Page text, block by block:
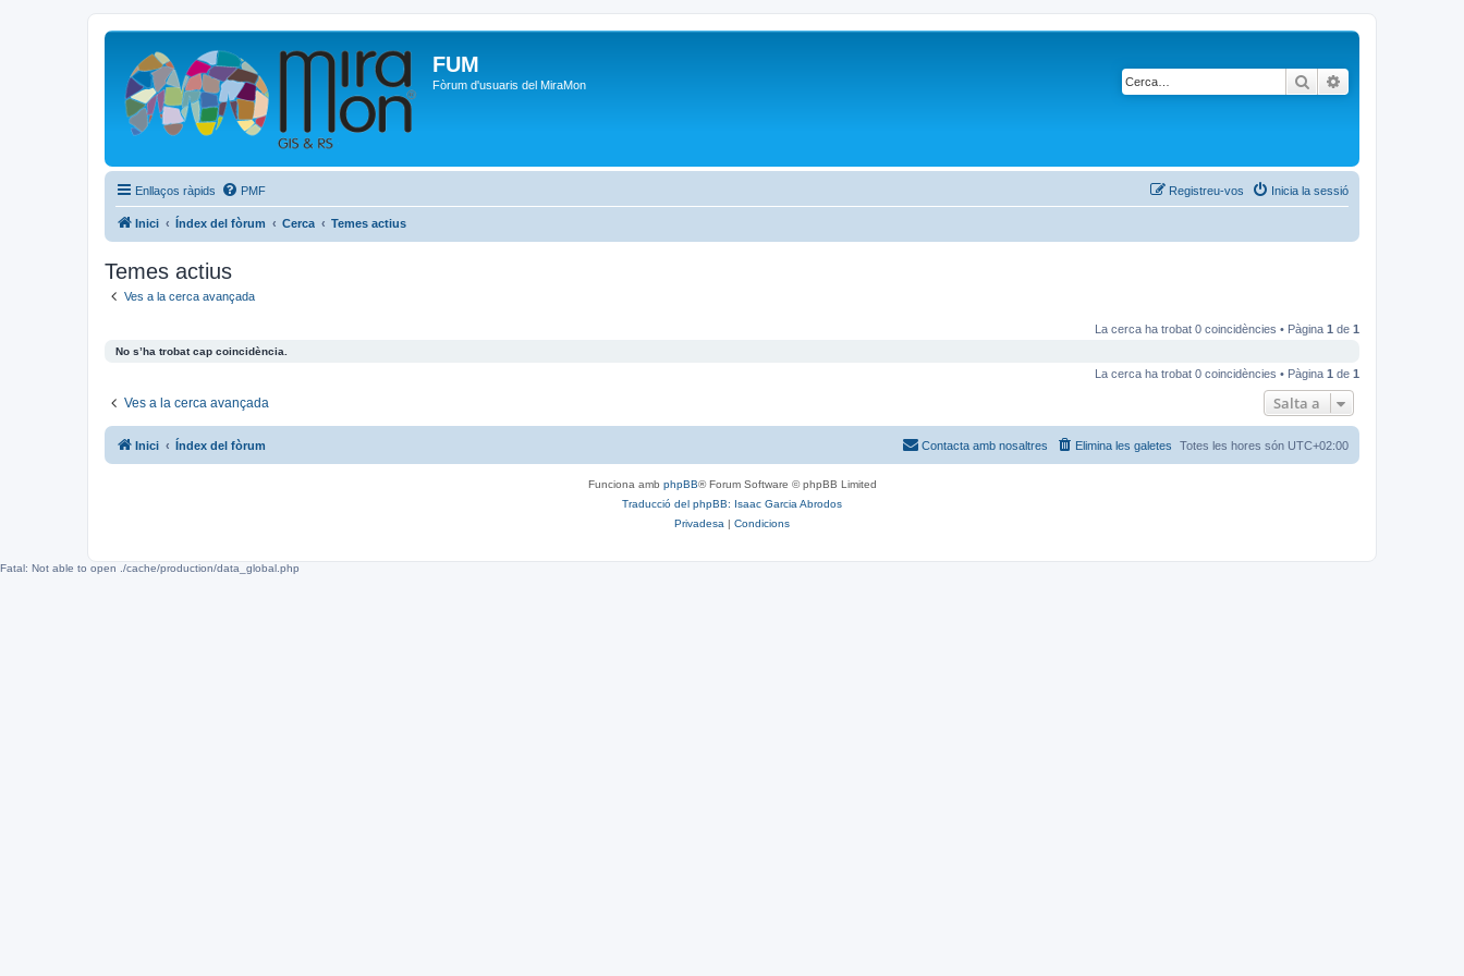
FUM
Fòrum d'usuaris del MiraMon Cerca
Enllaços ràpids PMF Inicia la sessió
Registreu-vos
Inici Índex del fòrum Cerca Temes actius
Temes actius
Ves a la cerca avançada
La cerca ha trobat 0 coincidències • Pàgina 1 de 1
No s’ha trobat cap coincidència.
La cerca ha trobat 0 coincidències • Pàgina 1 de 1
Ves a la cerca avançada Salta a
Inici Índex del fòrum Totes les hores són UTC+02:00
Elimina les galetes
Contacta amb nosaltres
Funciona amb phpBB® Forum Software © phpBB Limited
Traducció del phpBB: Isaac Garcia Abrodos
Privadesa | Condicions
Fatal: Not able to open ./cache/production/data_global.php